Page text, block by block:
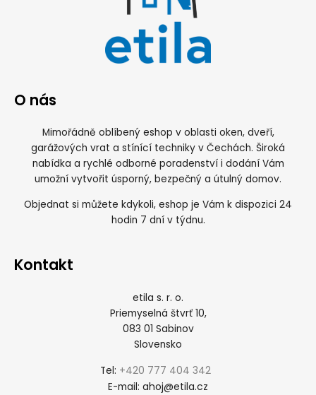
O nás
Mimořádně oblíbený eshop v oblasti oken, dveří,
garážových vrat a stínící techniky v Čechách. Široká
nabídka a rychlé odborné poradenství i dodání Vám
umožní vytvořit úsporný, bezpečný a útulný domov.
Objednat si můžete kdykoli, eshop je Vám k dispozici 24
hodin 7 dní v týdnu.
Kontakt
etila s. r. o.
Priemyselná štvrť 10,
083 01 Sabinov
Slovensko
Tel: +420 777 404 342
E-mail: ahoj@etila.cz